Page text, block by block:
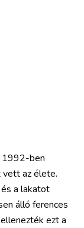
1992-ben
vett az élete.
a lakatot
álló ferences
ezt a